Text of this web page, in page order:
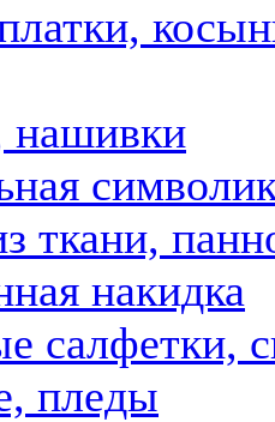
ткани,
накидка
салфетки,
пледы